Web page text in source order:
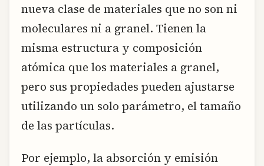
nueva clase de materiales que no son ni
moleculares ni a granel. Tienen la
misma estructura y composición
atómica que los materiales a granel,
pero sus propiedades pueden ajustarse
utilizando un solo parámetro, el tamaño
de las partículas.
Por ejemplo, la absorción y emisión